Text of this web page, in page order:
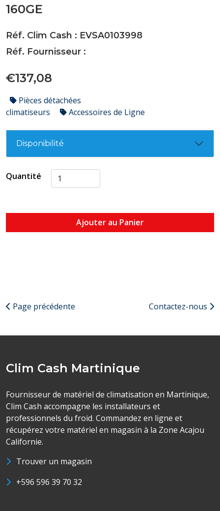
160GE
Réf. Clim Cash : EVSA0103998
Réf. Fournisseur :
€137,08
Pièces détachées
climatiseurs
Accessoires de Ligne
Disponibilité
Quantité
Ajouter au Panier
Page précédente Contactez-nous
Clim Cash Martinique
Fournisseur de matériel de climatisation en Martinique,
Clim Cash accompagne les installateurs et
professionnels du froid. Commandez en ligne et
récupérez votre matériel en magasin à la Zone Acajou
Californie.
Trouver un magasin
+596 596 39 70 32